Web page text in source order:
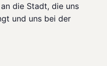
die Stadt, die uns
und uns bei der